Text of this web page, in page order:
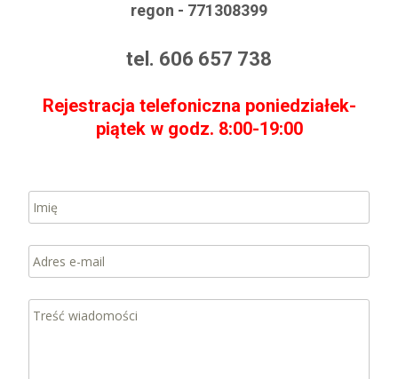
regon - 771308399
tel. 606 657 738
Rejestracja telefoniczna poniedziałek-
piątek w godz. 8:00-19:00